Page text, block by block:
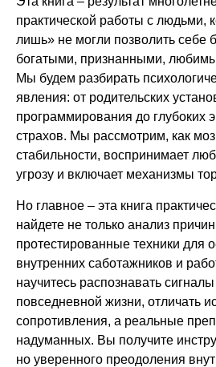
практической работы с людьми,
лишь» не могли позволить себе
богатыми, признанными,
Мы будем разбирать
явления: от родительских
программирования до глубоких
страхов. Мы рассмотрим, как
стабильности, воспринимает
угрозу и включает механизмы
Но главное – эта книга
найдете не только анализ
протестированные техники для
внутренних саботажников и
научитесь распознавать
повседневной жизни, отличать
сопротивления, а реальные
надуманных. Вы получите
но уверенного преодоления